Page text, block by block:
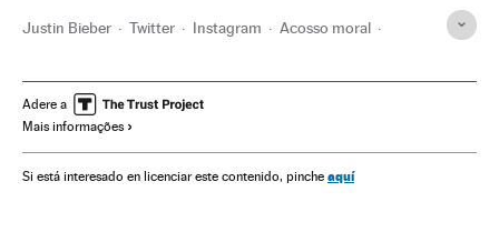
Justin Bieber Twitter Instagram Acosso moral
Telefonia celular multimídia
Empresas Informática
Tecnologia Justiça Sociedade Milo Yiannopoulos
Adere a
Mais informações
Si está interesado en licenciar este contenido, pinche aquí